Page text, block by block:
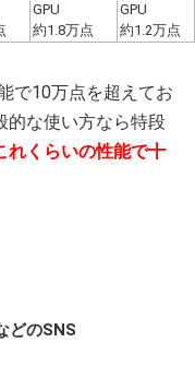
GPU
約1.8万点
GPU
約1.2万点
で10万点を超えてお
的な使い方なら特段
れくらいの性能で十
のSNS